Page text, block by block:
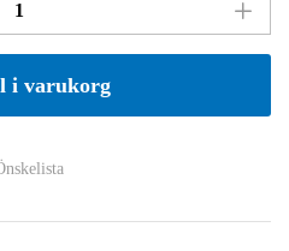
i varukorg